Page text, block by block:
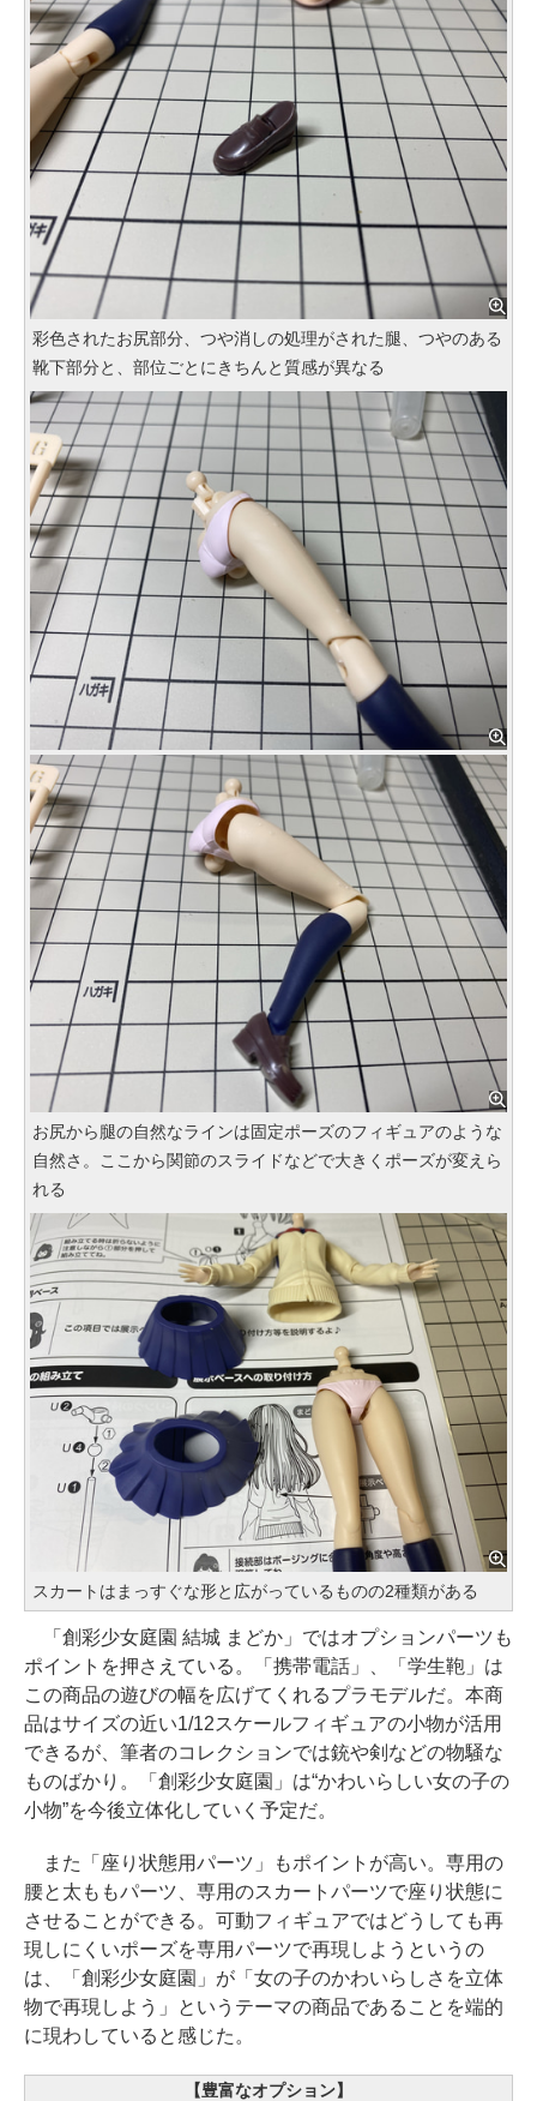
彩色されたお尻部分、つや消しの処理がされた腿、つやのある
靴下部分と、部位ごとにきちんと質感が異なる
お尻から腿の自然なラインは固定ポーズのフィギュアのような
自然さ。ここから関節のスライドなどで大きくポーズが変えら
れる
スカートはまっすぐな形と広がっているものの2種類がある
「創彩少女庭園 結城 まどか」ではオプションパーツも
ポイントを押さえている。「携帯電話」、「学生鞄」は
この商品の遊びの幅を広げてくれるプラモデルだ。本商
品はサイズの近い1/12スケールフィギュアの小物が活用
できるが、筆者のコレクションでは銃や剣などの物騒な
ものばかり。「創彩少女庭園」は“かわいらしい女の子の
小物”を今後立体化していく予定だ。
また「座り状態用パーツ」もポイントが高い。専用の
腰と太ももパーツ、専用のスカートパーツで座り状態に
させることができる。可動フィギュアではどうしても再
現しにくいポーズを専用パーツで再現しようというの
は、「創彩少女庭園」が「女の子のかわいらしさを立体
物で再現しよう」というテーマの商品であることを端的
に現わしていると感じた。
【豊富なオプション】